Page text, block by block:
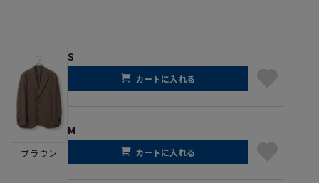
ブラウン
S
カートに入れる
M
カートに入れる